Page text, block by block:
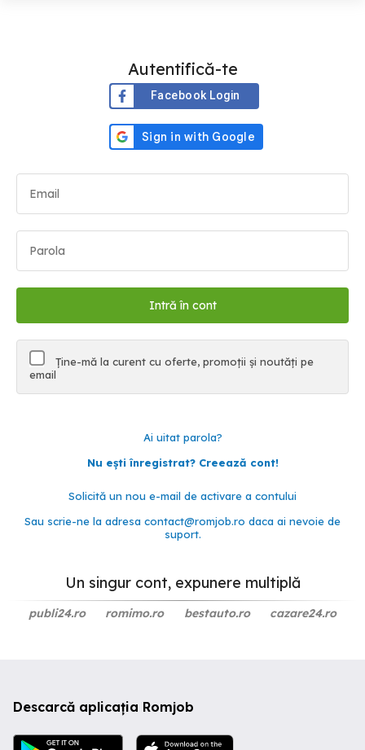
Autentifică-te
Facebook Login
Ține-mă la curent cu oferte, promoții și noutăți pe
email
Ai uitat parola?
Nu ești înregistrat? Creează cont!
Solicită un nou e-mail de activare a contului
Sau scrie-ne la adresa contact@romjob.ro daca ai nevoie de
suport.
Un singur cont, expunere multiplă
publi24.ro romimo.ro bestauto.ro cazare24.ro
Descarcă aplicația Romjob